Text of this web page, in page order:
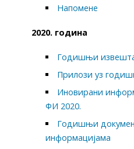
Напомене
2020. година
Годишњи
Прилози уз
Иновирани
ФИ 2020.
Годишњи
информацијама